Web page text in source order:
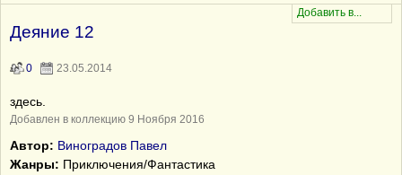
Деяние 12
0 23.05.2014
здесь.
Добавлен в коллекцию 9 Ноября 2016
Автор: Виноградов Павел
Жанры: Приключения/Фантастика